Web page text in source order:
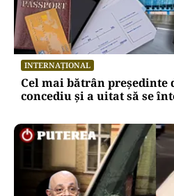
INTERNAȚIONAL
Cel mai bătrân președinte
concediu și a uitat să se